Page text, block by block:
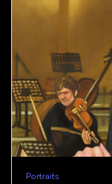
Portraits